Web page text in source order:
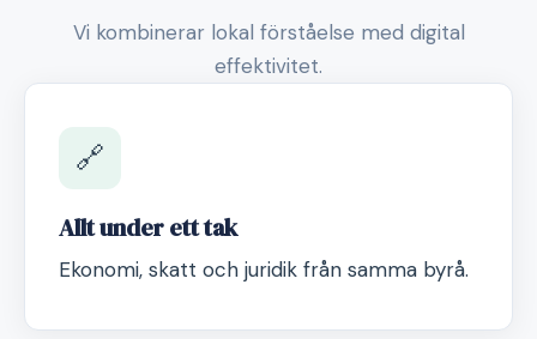
Vi kombinerar lokal förståelse med digital
effektivitet.
🔗
Allt under ett tak
Ekonomi, skatt och juridik från samma byrå.